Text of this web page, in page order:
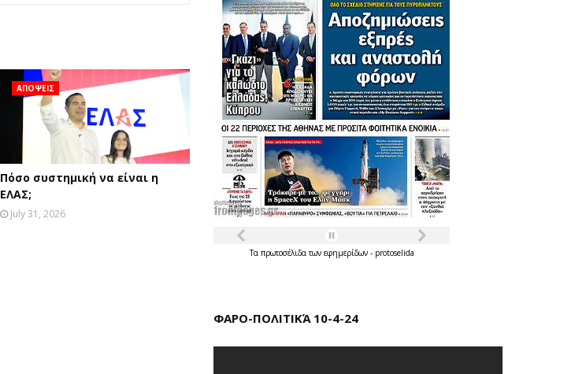
ΑΠΟΨΕΙΣ
Πόσο συστημική να είναι η
ΕΛΑΣ;
July 31, 2026
Τα πρωτοσέλιδατων εφημερίδων - protoselida
ΦΑΡΟ-ΠΟΛΙΤΙΚΆ 10-4-24